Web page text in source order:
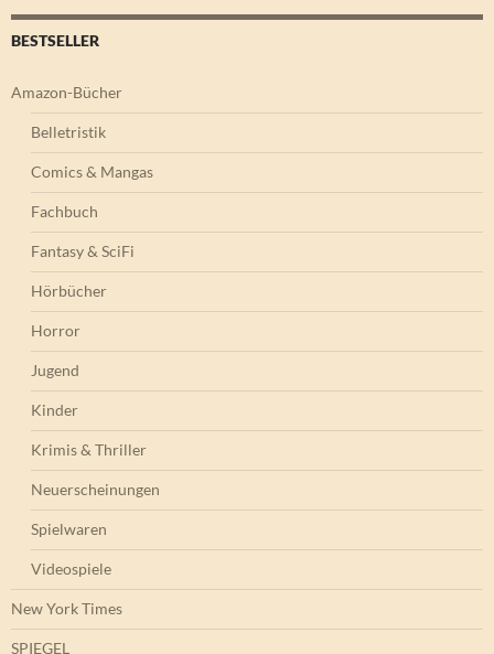
BESTSELLER
Amazon-Bücher
Belletristik
Comics & Mangas
Fachbuch
Fantasy & SciFi
Hörbücher
Horror
Jugend
Kinder
Krimis & Thriller
Neuerscheinungen
Spielwaren
Videospiele
New York Times
SPIEGEL